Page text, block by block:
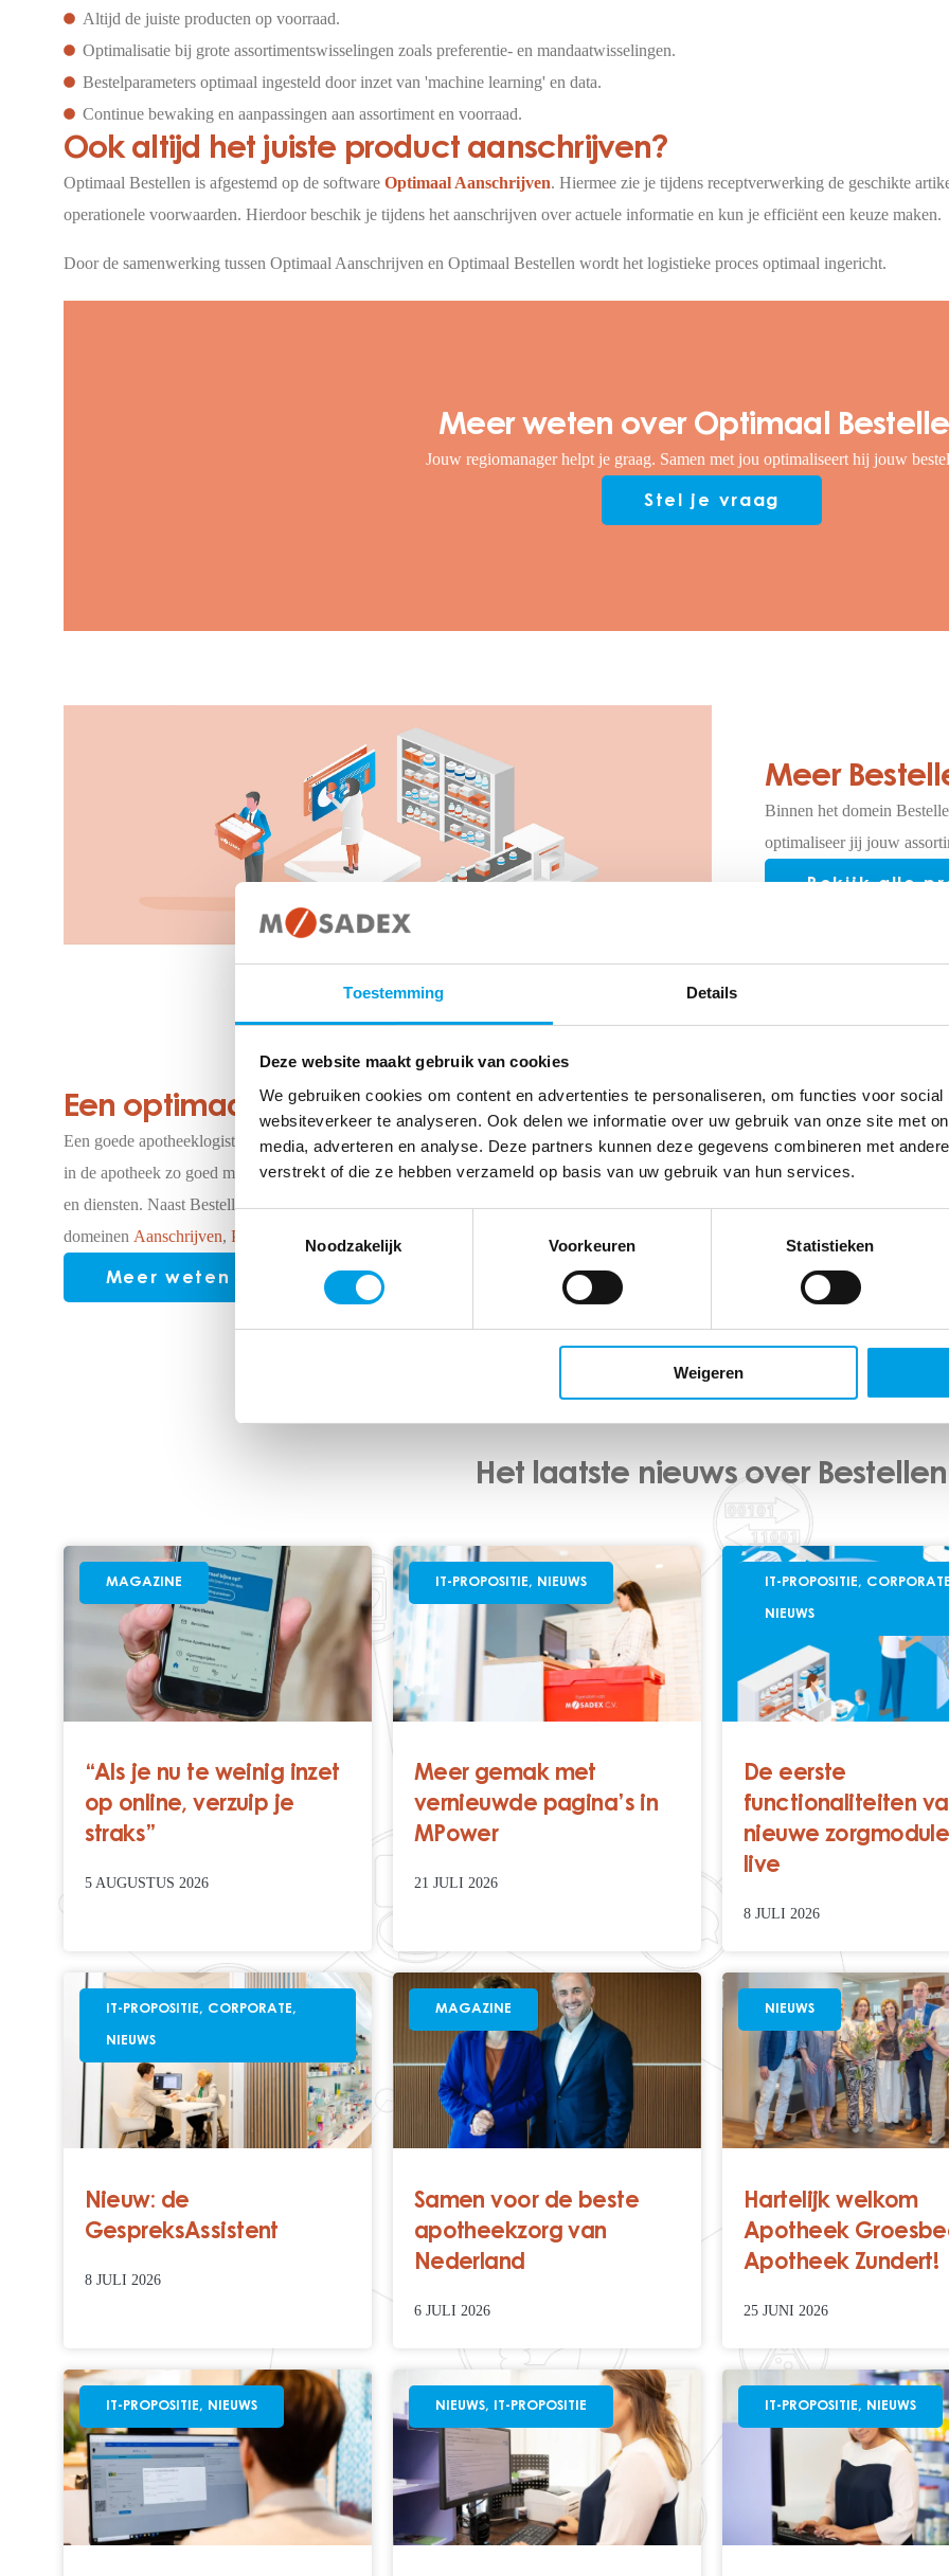
Toestemming Details
Deze website maakt gebruik van cookies
We gebruiken cookies om content en advertenties te personaliseren, om functies voor social
websiteverkeer te analyseren. Ook delen we informatie over uw gebruik van onze site met
media, adverteren en analyse. Deze partners kunnen deze gegevens combineren met
verstrekt of die ze hebben verzameld op basis van uw gebruik van hun services.
Noodzakelijk
Voorkeuren Statistieken
Weigeren
Altijd de juiste producten op voorraad.
Optimalisatie bij grote assortimentswisselingen zoals preferentie- en mandaatwisselingen.
Bestelparameters optimaal ingesteld door inzet van 'machine learning' en data.
Continue bewaking en aanpassingen aan assortiment en voorraad.
Ook altijd het juiste product aanschrijven?
Optimaal Bestellen is afgestemd op de software Optimaal Aanschrijven. Hiermee zie je tijdens receptverwerking de geschikte
operationele voorwaarden. Hierdoor beschik je tijdens het aanschrijven over actuele informatie en kun je efficiënt een keuze maken.
Door de samenwerking tussen Optimaal Aanschrijven en Optimaal Bestellen wordt het logistieke proces optimaal ingericht.
Meer weten over Optimaal
Jouw regiomanager helpt je graag. Samen met jou optimaliseert hij jouw
Stel je vraag
Meer
Binnen het domein
optimaliseer jij jouw
Bekijk alle
Een optimaal logistiek proces
Een goede apotheeklogistiek is essentieel. Daarom helpen we je om het logistieke proces
in de apotheek zo goed mogelijk in te richten. Dit doen we met verschillende producten
en diensten. Naast Bestellen hebben we de
domeinen Aanschrijven, Producerenen Leveren.
Meer weten over een optimaal proces?
Het laatste nieuws over Bestellen
MAGAZINE
“Als je nu te weinig inzet
op online, verzuip je
straks”
5 AUGUSTUS 2026
IT-PROPOSITIE, NIEUWS
Meer gemak met
vernieuwde pagina’s in
MPower
21 JULI 2026
IT-PROPOSITIE, CORPORATE
NIEUWS
De eerste
functionaliteiten
nieuwe
live
8 JULI 2026
IT-PROPOSITIE, CORPORATE,
NIEUWS
Nieuw: de
GespreksAssistent
8 JULI 2026
MAGAZINE
Samen voor de beste
apotheekzorg van
Nederland
6 JULI 2026
NIEUWS
Hartelijk welkom
Apotheek
Apotheek Zundert!
25 JUNI 2026
IT-PROPOSITIE, NIEUWS NIEUWS, IT-PROPOSITIE IT-PROPOSITIE, NIEUWS